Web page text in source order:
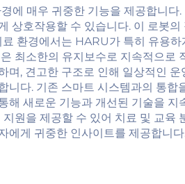
에 매우 귀중한 기능을 제공합니
상호작용할 수 있습니다. 이 로봇
환경에서는 HARU가 특히 유용
최소한의 유지보수로 지속적으로
며, 견고한 구조로 인해 일상적인
니다. 기존 스마트 시스템과의 통
해 새로운 기능과 개선된 기술을
원을 제공할 수 있어 치료 및 교
에게 귀중한 인사이트를 제공합니